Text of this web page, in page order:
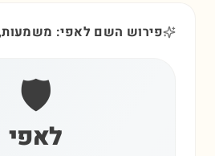
פירוש השם לאפי: משמעות,
🛡️
לאפי